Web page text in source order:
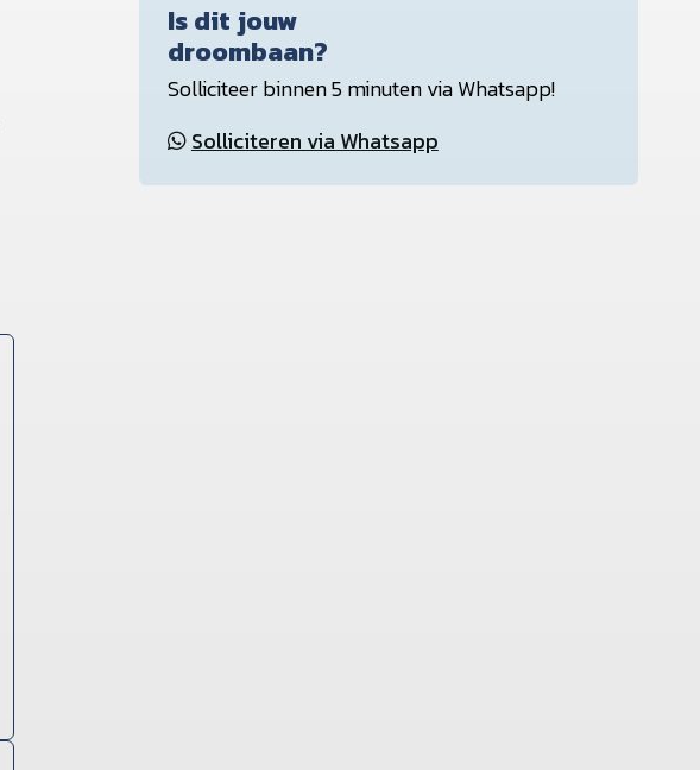
Is dit jouw
droombaan?
Solliciteer binnen 5 minuten via Whatsapp!
Solliciteren via Whatsapp